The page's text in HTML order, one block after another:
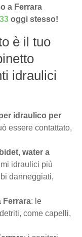
a Ferrara
oggi stesso!
è il tuo
idraulici
idraulico per
essere contattato,
water a
idraulici più
danneggiati,
Ferrara: le
come capelli,